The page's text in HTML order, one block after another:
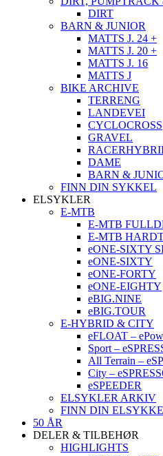
DIRT
BARN & JUNIOR
MATTS J. 24 +
MATTS J. 20 +
MATTS J. 16
MATTS J
BIKE ARCHIVE
TERRENG
LANDEVEI
CYCLOCROSS
GRAVEL
DAME
BARN &
FINN DIN SYKKEL
ELSYKLER
E-MTB
E-MTB
E-MTB
eONE-SIXTY
eONE-SIXTY
eONE-FORTY
eONE-EIGHTY
eBIG.NINE
eBIG.TOUR
E-HYBRID & CITY
eFLOAT –
Sport –
All Terrain –
City –
eSPEEDER
ELSYKLER ARKIV
FINN DIN
50 ÅR
DELER & TILBEHØR
HIGHLIGHTS